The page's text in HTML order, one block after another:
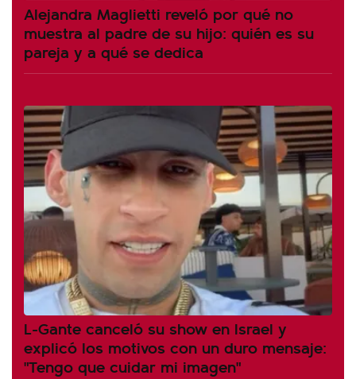
Alejandra Maglietti reveló por qué no
muestra al padre de su hijo: quién es su
pareja y a qué se dedica
L-Gante canceló su show en Israel y
explicó los motivos con un duro mensaje:
"Tengo que cuidar mi imagen"